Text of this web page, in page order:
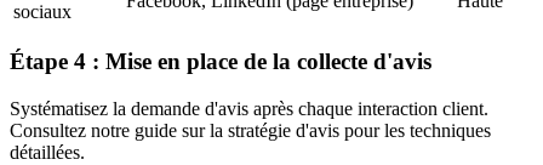
sociaux
Étape 4 : Mise en place de la collecte d'avis
Systématisez la demande d'avis après chaque interaction client.
Consultez notre guide sur la stratégie d'avis pour les techniques
détaillées.